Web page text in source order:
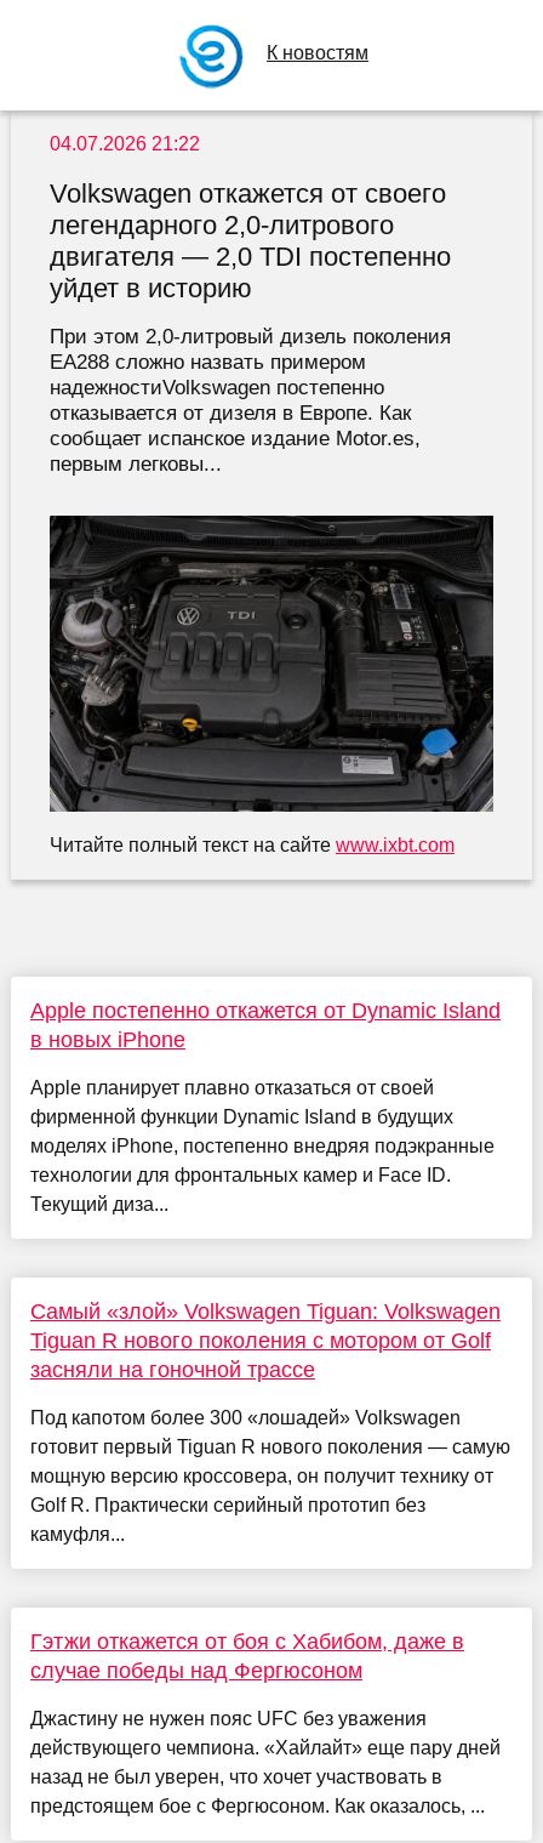
К новостям
04.07.2026 21:22
Volkswagen откажется от своего
легендарного 2,0-литрового
двигателя — 2,0 TDI постепенно
уйдет в историю
При этом 2,0-литровый дизель поколения
EA288 сложно назвать примером
надежностиVolkswagen постепенно
отказывается от дизеля в Европе. Как
сообщает испанское издание Motor.es,
первым легковы...
Читайте полный текст на сайте www.ixbt.com
Apple постепенно откажется от Dynamic Island
в новых iPhone
Apple планирует плавно отказаться от своей
фирменной функции Dynamic Island в будущих
моделях iPhone, постепенно внедряя подэкранные
технологии для фронтальных камер и Face ID.
Текущий диза...
Самый «злой» Volkswagen Tiguan: Volkswagen
Tiguan R нового поколения с мотором от Golf
засняли на гоночной трассе
Под капотом более 300 «лошадей» Volkswagen
готовит первый Tiguan R нового поколения — самую
мощную версию кроссовера, он получит технику от
Golf R. Практически серийный прототип без
камуфля...
Гэтжи откажется от боя с Хабибом, даже в
случае победы над Фергюсоном
Джастину не нужен пояс UFC без уважения
действующего чемпиона. «Хайлайт» еще пару дней
назад не был уверен, что хочет участвовать в
предстоящем бое с Фергюсоном. Как оказалось, ...